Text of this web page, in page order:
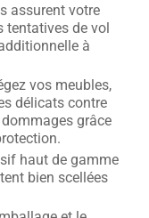
assurent votre
tentatives de vol
à
vos meubles,
délicats contre
grâce
haut de gamme
bien scellées